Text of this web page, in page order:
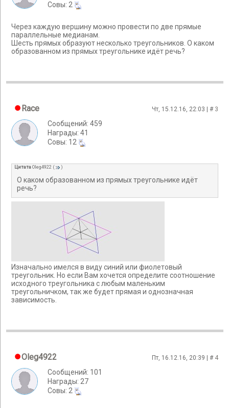
Cовы: 2
Через каждую вершину можно провести по две прямые
параллельные медианам.
Шесть прямых образуют несколько треугольников. О каком
образованном из прямых треугольнике идёт речь?
Race Чт, 15.12.16, 22:03 | # 3
Сообщений: 459
Награды: 41
Cовы: 12
ЦитатаOleg4922 ( )
О каком образованном из прямых треугольнике идёт
речь?
Изначально имелся в виду синий или фиолетовый
треугольник. Но если Вам хочется определите соотношение
исходного треугольника с любым маленьким
треугольничком, так же будет прямая и однозначная
зависимость.
Oleg4922 Пт, 16.12.16, 20:39 | # 4
Сообщений: 101
Награды: 27
Cовы: 2